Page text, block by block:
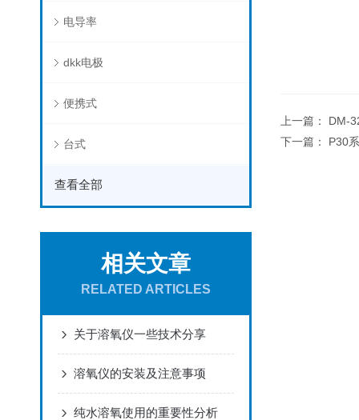
电导率
dkk电极
便携式
台式
查看全部
相关文章
RELATED ARTICLES
关于溶氧仪一些技术分享
溶氧仪的安装及注意事项
纯水溶氧使用的重要性分析
上一篇： DM-
下一篇： P30